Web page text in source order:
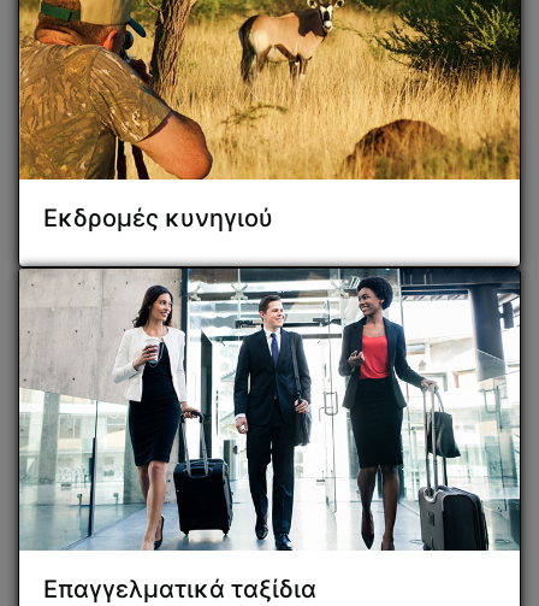
Εκδρομές κυνηγιού
Επαγγελματικά ταξίδια